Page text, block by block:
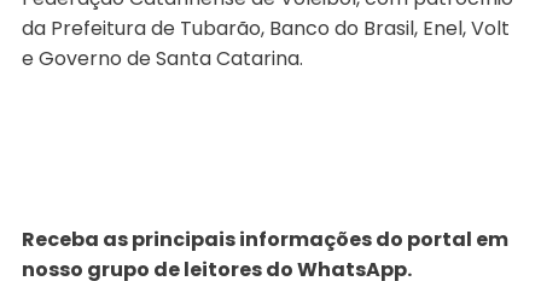
da Prefeitura de Tubarão, Banco do Brasil, Enel, Volt
e Governo de Santa Catarina.
Receba as principais informações do portal em
nosso grupo de leitores do WhatsApp.